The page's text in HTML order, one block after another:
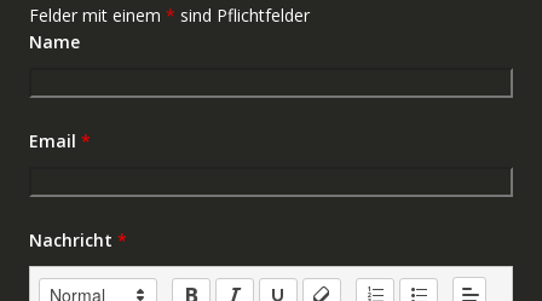
Felder mit einem * sind Pflichtfelder
Name
Email *
Nachricht *